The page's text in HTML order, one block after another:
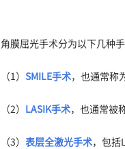
角膜屈光手术分为以下几种手
（1） SMILE手术，也通常称
（2） LASIK手术，也通常被
（3） 表层全激光手术，包括